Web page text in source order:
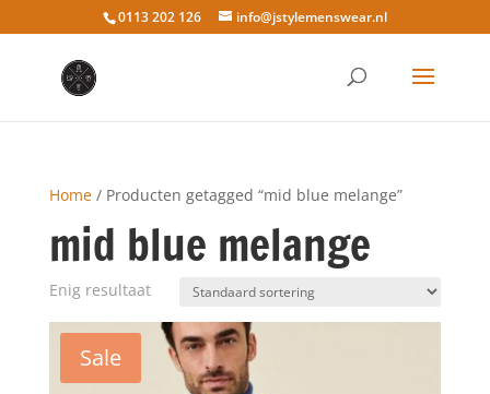
0113 202 126 info@jstylemenswear.nl
Home/ Producten getagged “mid blue melange”
mid blue melange
Enig resultaat
Sale